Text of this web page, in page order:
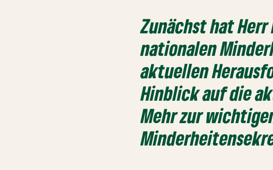
Zunächst hat
nationalen
aktuellen
Hinblick auf die
Mehr zur